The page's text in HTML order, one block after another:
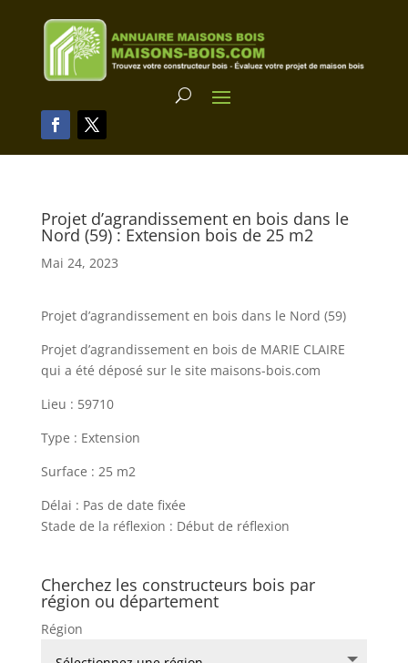
Projet d’agrandissement en bois dans le
Nord (59) : Extension bois de 25 m2
Mai 24, 2023
Projet d’agrandissement en bois dans le Nord (59)
Projet d’agrandissement en bois de MARIE CLAIRE
qui a été déposé sur le site maisons-bois.com
Lieu : 59710
Type : Extension
Surface : 25 m2
Délai : Pas de date fixée
Stade de la réflexion : Début de réflexion
Cherchez les constructeurs bois par
région ou département
Région